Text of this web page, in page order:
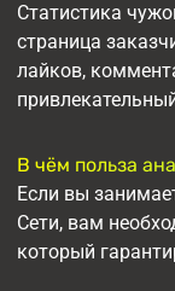
Статистика
страница
лайков,
В чём польза
Если вы
Сети, вам
который